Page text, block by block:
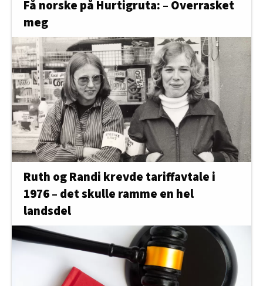
Få norske på Hurtigruta: – Overrasket
meg
Ruth og Randi krevde tariffavtale i
1976 – det skulle ramme en hel
landsdel